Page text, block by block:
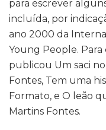
para escrever
incluída, por
ano 2000 da
Young People.
publicou Um saci
Fontes, Tem uma
Formato, e O leão
Martins Fontes.